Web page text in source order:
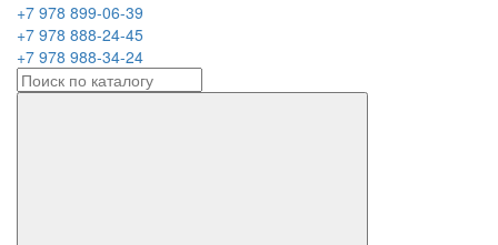
+7 978 899-06-39
+7 978 888-24-45
+7 978 988-34-24